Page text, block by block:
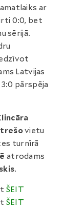
ar
0:0, bet
sērijā.
Latvijas
pārspēja
trešovietu
turnīrā
atrodams
.
ŠEIT
ŠEIT